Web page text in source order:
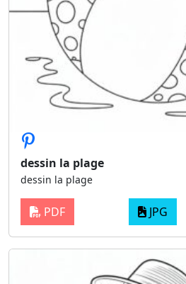
dessin la plage
dessin la plage
PDF JPG